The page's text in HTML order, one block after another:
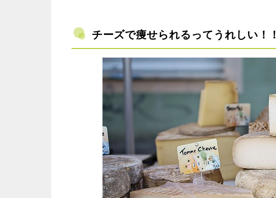
チーズで痩せられるってうれしい！！